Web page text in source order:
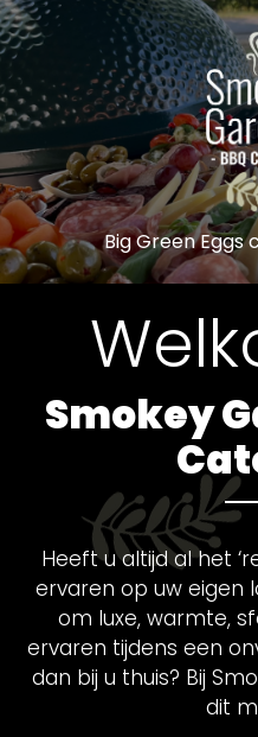
Big Green
Smokey
Heeft u altijd al het
ervaren op uw eigen
om luxe, warmte,
ervaren tijdens een
dan bij u thuis? Bij
dit